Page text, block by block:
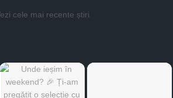
cele mai recente știri